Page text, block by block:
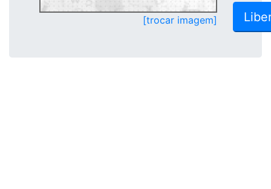
[trocar imagem]